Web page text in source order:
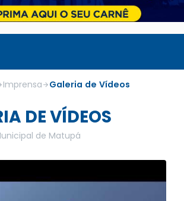
Imprensa Galeria de Vídeos
DE VÍDEOS
de Matupá